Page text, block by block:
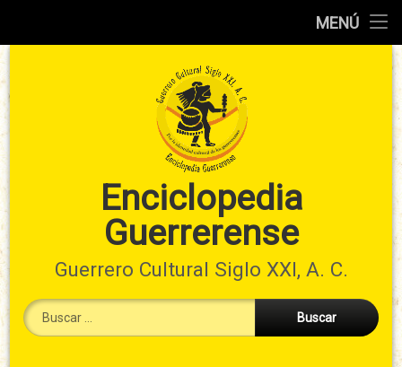
MENÚ
Enciclopedia
Guerrerense
Guerrero Cultural Siglo XXI, A. C.